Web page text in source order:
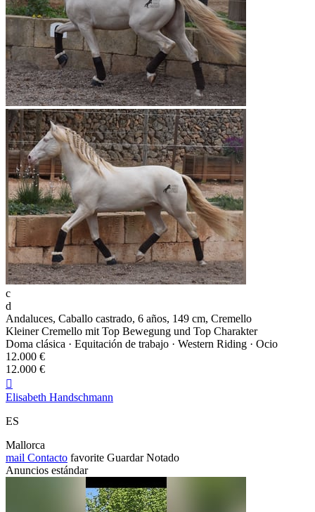
c
d
Andaluces, Caballo castrado, 6 años, 149 cm, Cremello
Kleiner Cremello mit Top Bewegung und Top Charakter
Doma clásica · Equitación de trabajo · Western Riding · Ocio
12.000 €
12.000 €

Elisabeth Handschmann
ES
Mallorca
mail Contacto favorite Guardar Notado
Anuncios estándar